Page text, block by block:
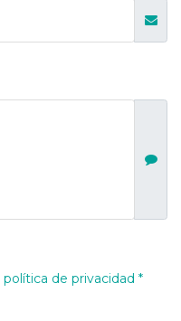
política de privacidad *